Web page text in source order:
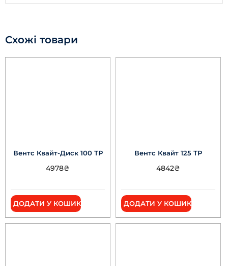
Схожі товари
Вентс Квайт-Диск 100 ТР
4978₴
ДОДАТИ У КОШИК
Вентс Квайт 125 ТР
4842₴
ДОДАТИ У КОШИК